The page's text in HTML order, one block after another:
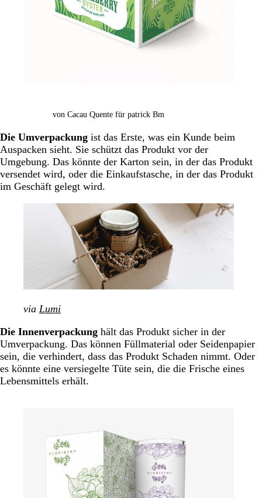
von Cacau Quente für patrick Bm
Die Umverpackung ist das Erste, was ein Kunde beim
Auspacken sieht. Sie schützt das Produkt vor der
Umgebung. Das könnte der Karton sein, in der das Produkt
versendet wird, oder die Einkaufstasche, in der das Produkt
im Geschäft gelegt wird.
via Lumi
Die Innenverpackung hält das Produkt sicher in der
Umverpackung. Das können Füllmaterial oder Seidenpapier
sein, die verhindert, dass das Produkt Schaden nimmt. Oder
es könnte eine versiegelte Tüte sein, die die Frische eines
Lebensmittels erhält.